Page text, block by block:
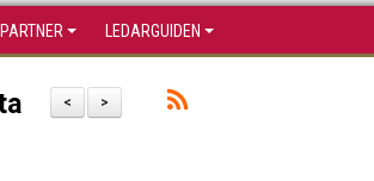
PARTNER LEDARGUIDEN
>
<